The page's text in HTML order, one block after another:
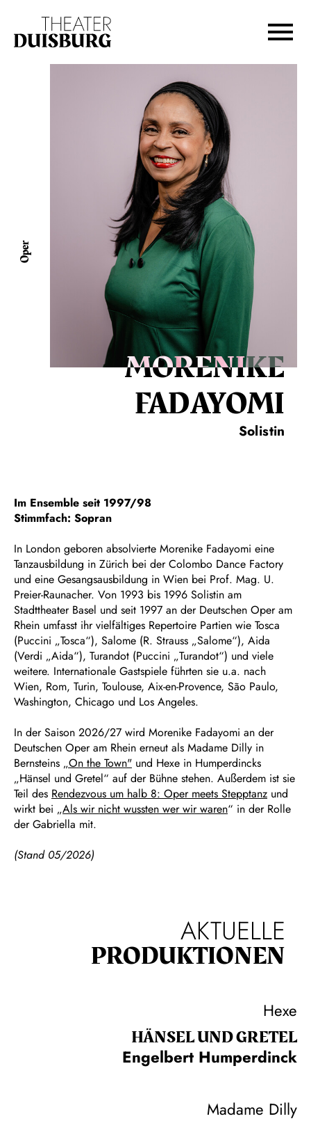
Zur Hauptnavigation springen
Zum Footer springen
Oper
MORENIKE
FADAYOMI
Solistin
Im Ensemble seit 1997/98
Stimmfach: Sopran
In London geboren absolvierte Morenike Fadayomi eine
Tanzausbildung in Zürich bei der Colombo Dance Factory
und eine Gesangsausbildung in Wien bei Prof. Mag. U.
Preier-Raunacher. Von 1993 bis 1996 Solistin am
Stadttheater Basel und seit 1997 an der Deutschen Oper am
Rhein umfasst ihr vielfältiges Repertoire Partien wie Tosca
(Puccini „Tosca“), Salome (R. Strauss „Salome“), Aida
(Verdi „Aida“), Turandot (Puccini „Turandot“) und viele
weitere. Internationale Gastspiele führten sie u.a. nach
Wien, Rom, Turin, Toulouse, Aix-en-Provence, São Paulo,
Washington, Chicago und Los Angeles.
In der Saison 2026/27 wird Morenike Fadayomi an der
Deutschen Oper am Rhein erneut als Madame Dilly in
Bernsteins „On the Town" und Hexe in Humperdincks
„Hänsel und Gretel“ auf der Bühne stehen. Außerdem ist sie
Teil des Rendezvous um halb 8: Oper meets Stepptanz und
wirkt bei „Als wir nicht wussten wer wir waren“ in der Rolle
der Gabriella mit.
(Stand 05/2026)
AKTUELLE
PRODUKTIONEN
Hexe
HÄNSEL UND GRETEL
Engelbert Humperdinck
Madame Dilly